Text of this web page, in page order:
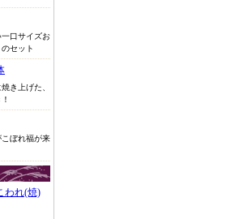
口サイズお
セット
き上げた、
ぼれ福が来
われ(焼)